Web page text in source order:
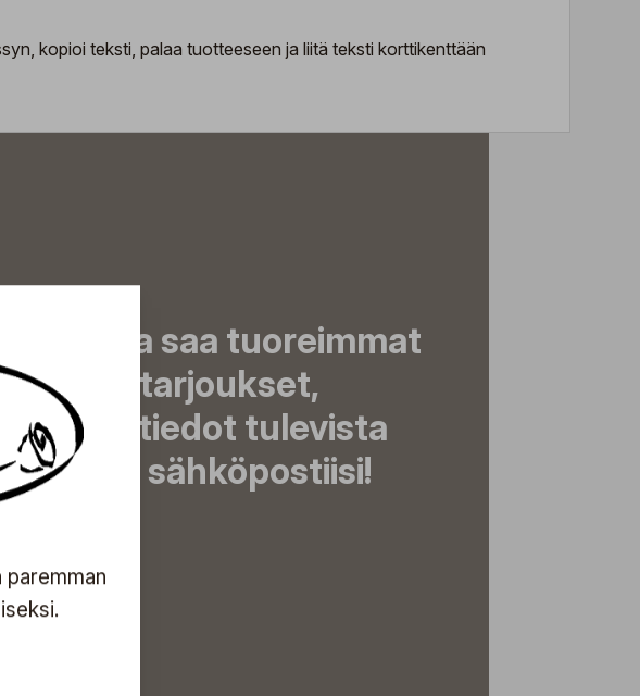
kopioi teksti, palaa tuotteeseen ja liitä teksti korttikenttään
ja saa tuoreimmat
tarjoukset,
sekä tiedot tulevista
sähköpostiisi!